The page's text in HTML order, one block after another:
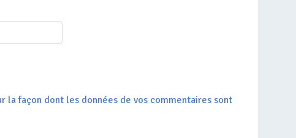
la façon dont les données de vos commentaires sont